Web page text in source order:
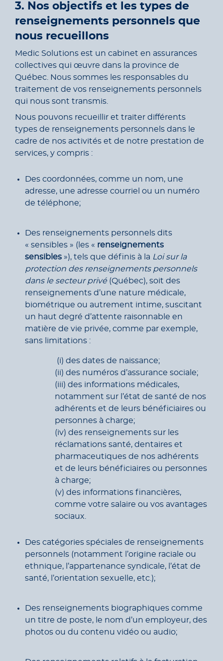
3. Nos objectifs et les types de
renseignements personnels que
nous recueillons
Medic Solutions est un cabinet en assurances
collectives qui œuvre dans la province de
Québec. Nous sommes les responsables du
traitement de vos renseignements personnels
qui nous sont transmis.
Nous pouvons recueillir et traiter différents
types de renseignements personnels dans le
cadre de nos activités et de notre prestation de
services, y compris :
Des coordonnées, comme un nom, une
adresse, une adresse courriel ou un numéro
de téléphone;
Des renseignements personnels dits
« sensibles » (les « renseignements
sensibles »), tels que définis à la Loi sur la
protection des renseignements personnels
dans le secteur privé (Québec), soit des
renseignements d’une nature médicale,
biométrique ou autrement intime, suscitant
un haut degré d’attente raisonnable en
matière de vie privée, comme par exemple,
sans limitations :
(i) des dates de naissance;
(ii) des numéros d’assurance sociale;
(iii) des informations médicales,
notamment sur l’état de santé de nos
adhérents et de leurs bénéficiaires ou
personnes à charge;
(iv) des renseignements sur les
réclamations santé, dentaires et
pharmaceutiques de nos adhérents
et de leurs bénéficiaires ou personnes
à charge;
(v) des informations financières,
comme votre salaire ou vos avantages
sociaux.
Des catégories spéciales de renseignements
personnels (notamment l’origine raciale ou
ethnique, l’appartenance syndicale, l’état de
santé, l’orientation sexuelle, etc.);
Des renseignements biographiques comme
un titre de poste, le nom d’un employeur, des
photos ou du contenu vidéo ou audio;